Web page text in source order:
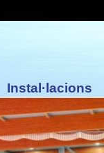
Instal·lacions